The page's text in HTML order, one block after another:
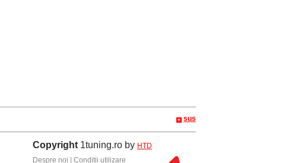
sus
Copyright 1tuning.ro by HTD
Despre noi
Conditii utilizare